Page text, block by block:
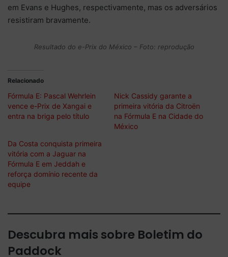
em Evans e Hughes, respectivamente, mas os adversários
resistiram bravamente.
Resultado do e-Prix do México – Foto: reprodução
Relacionado
Fórmula E: Pascal Wehrlein
vence e-Prix de Xangai e
entra na briga pelo título
Nick Cassidy garante a
primeira vitória da Citroën
na Fórmula E na Cidade do
México
Da Costa conquista primeira
vitória com a Jaguar na
Fórmula E em Jeddah e
reforça domínio recente da
equipe
Descubra mais sobre Boletim do
Paddock